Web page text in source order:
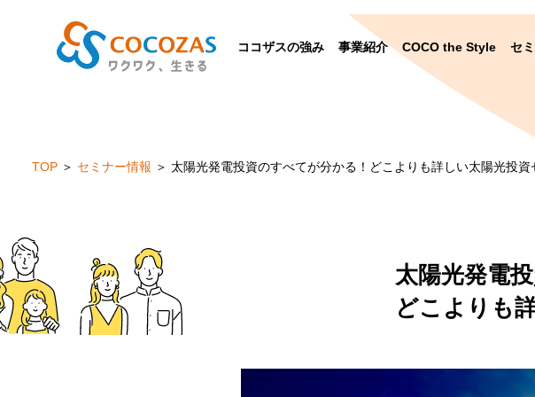
ココザスの強み 事業紹介 COCO the Style セ
TOP セミナー情報 太陽光発電投資のすべてが分かる！ どこよりも詳しい太陽光投資
太陽光発電
どこよりも